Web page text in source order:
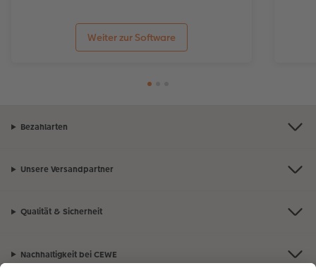
Weiter zur Software
Bezahlarten
Unsere Versandpartner
Qualität & Sicherheit
Nachhaltigkeit bei CEWE